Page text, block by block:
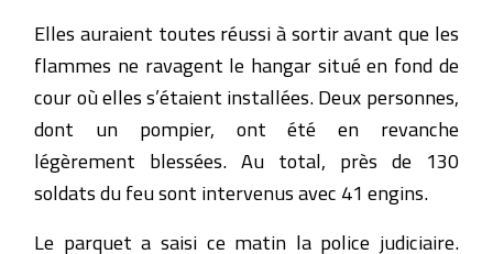
Elles auraient toutes réussi à sortir avant que les
flammes ne ravagent le hangar situé en fond de
cour où elles s’étaient installées. Deux personnes,
dont un pompier, ont été en revanche
légèrement blessées. Au total, près de 130
soldats du feu sont intervenus avec 41 engins.
Le parquet a saisi ce matin la police judiciaire.